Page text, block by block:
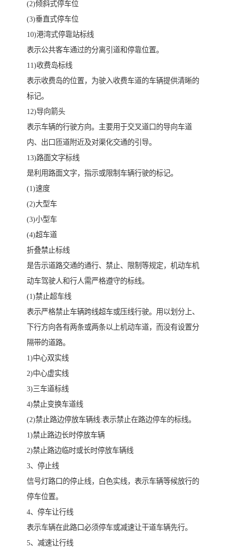
(2)倾斜式停车位
(3)垂直式停车位
10)港湾式停靠站标线
表示公共客车通过的分离引道和停靠位置。
11)收费岛标线
表示收费岛的位置，为驶入收费车道的车辆提供清晰的
标记。
12)导向箭头
表示车辆的行驶方向。主要用于交叉道口的导向车道
内、出口匝道附近及对渠化交通的引导。
13)路面文字标线
是利用路面文字，指示或限制车辆行驶的标记。
(1)速度
(2)大型车
(3)小型车
(4)超车道
折叠禁止标线
是告示道路交通的通行、禁止、限制等规定，机动车机
动车驾驶人和行人需严格遵守的标线。
(1)禁止超车线
表示严格禁止车辆跨线超车或压线行驶。用以划分上、
下行方向各有两条或两条以上机动车道，而没有设置分
隔带的道路。
1)中心双实线
2)中心虚实线
3)三车道标线
4)禁止变换车道线
(2)禁止路边停放车辆线:表示禁止在路边停车的标线。
1)禁止路边长时停放车辆
2)禁止路边临时或长时停放车辆线
3、停止线
信号灯路口的停止线，白色实线，表示车辆等候放行的
停车位置。
4、停车让行线
表示车辆在此路口必须停车或减速让干道车辆先行。
5、减速让行线